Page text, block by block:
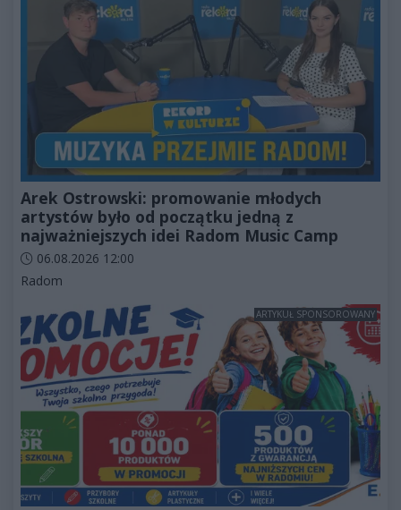
Arek Ostrowski: promowanie młodych
artystów było od początku jedną z
najważniejszych idei Radom Music Camp
Data dodania artykułu:
06.08.2026 12:00
Kategorie artykułu:
Radom
ARTYKUŁ SPONSOROWANY